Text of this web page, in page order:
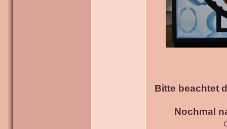
Bitte beachtet
Nochmal